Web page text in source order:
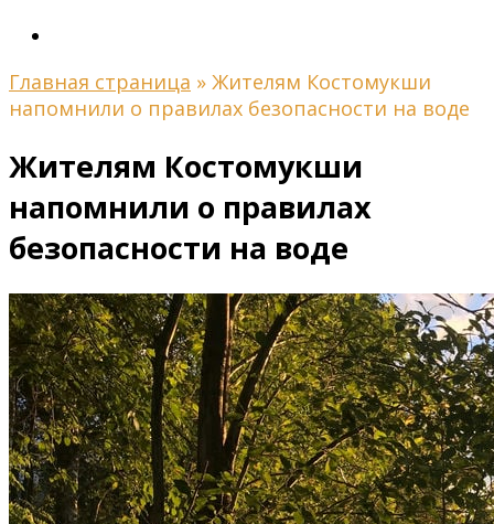
Главная страница » Жителям Костомукши
напомнили о правилах безопасности на воде
Жителям Костомукши
напомнили о правилах
безопасности на воде